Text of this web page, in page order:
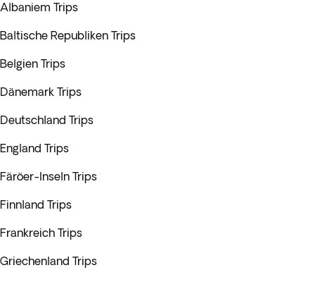
Albaniem Trips
Baltische Republiken Trips
Belgien Trips
Dänemark Trips
Deutschland Trips
England Trips
Färöer-Inseln Trips
Finnland Trips
Frankreich Trips
Griechenland Trips